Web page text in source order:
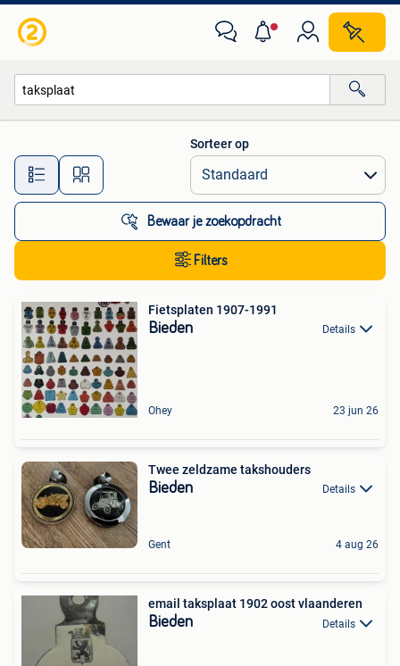
Alle afstanden…
Sorteer op
Bewaar je zoekopdracht
Filters
Fietsplaten 1907-1991
Bieden Details
Ohey 23 jun 26
Twee zeldzame takshouders
Bieden Details
Gent 4 aug 26
email taksplaat 1902 oost vlaanderen
Bieden Details